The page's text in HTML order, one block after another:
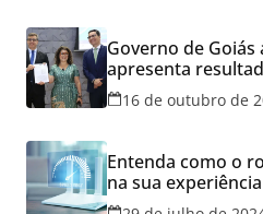
Governo de Goiás
apresenta
16 de outubro de
Entenda como o
na sua